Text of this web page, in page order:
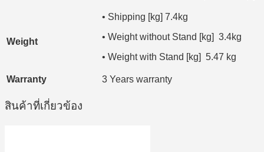
Weight
• Shipping [kg] 7.4kg
• Weight without Stand [kg] 3.4kg
• Weight with Stand [kg] 5.47 kg
Warranty 3 Years warranty
สินค้าที่เกี่ยวข้อง